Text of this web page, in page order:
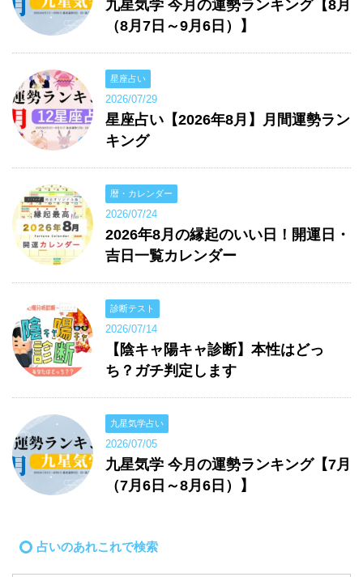
九星気学 今月の運勢ランキング【8月
（8月7日～9月6日）】
星座占い
2026/07/29
星座占い【2026年8月】月間運勢ラン
キング
暦・カレンダー
2026/07/24
2026年8月の縁起のいい日！開運日・
吉日一覧カレンダー
診断テスト
2026/07/14
【陰キャ陽キャ診断】本性はどっ
ち？ガチ判定します
九星気学占い
2026/07/05
九星気学 今月の運勢ランキング【7月
（7月6日～8月6日）】
占いのあれこれで検索